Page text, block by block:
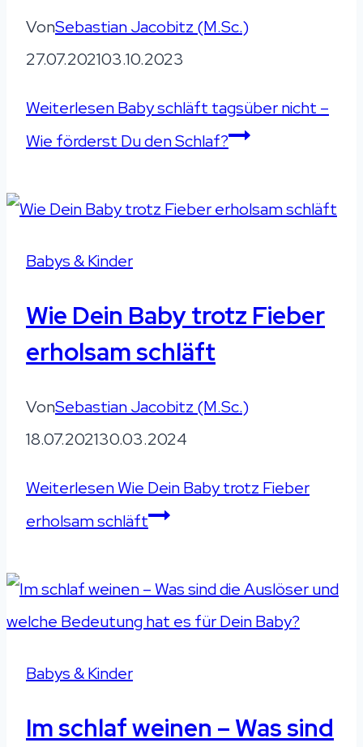
VonSebastian Jacobitz (M.Sc.)
27.07.202103.10.2023
WeiterlesenBaby schläft tagsüber nicht –
Wie förderst Du den Schlaf?
Babys & Kinder
Wie Dein Baby trotz Fieber
erholsam schläft
VonSebastian Jacobitz (M.Sc.)
18.07.202130.03.2024
WeiterlesenWie Dein Baby trotz Fieber
erholsam schläft
Babys & Kinder
Im schlaf weinen – Was sind